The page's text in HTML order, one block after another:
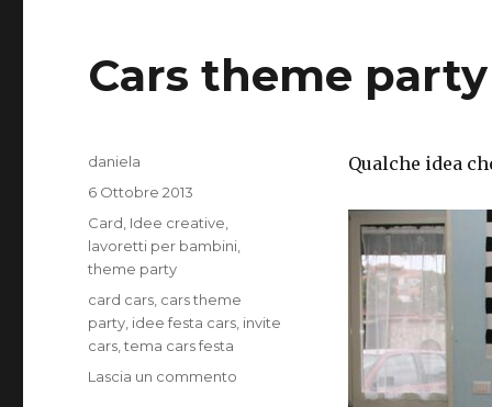
Cars theme party
Qualche idea
Autore
daniela
Pubblicato
6 Ottobre 2013
Categorie
Card Idee creative
lavoretti per bambini
theme party
Tag
card cars cars theme
party idee festa cars invite
cars ,tema cars festa
Lascia un commento